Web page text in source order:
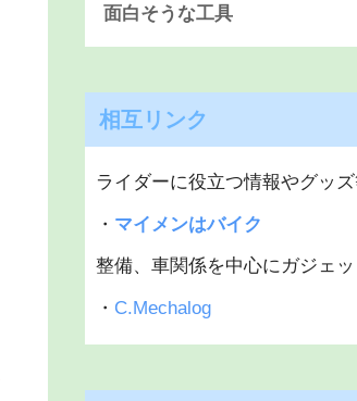
面白そうな工具
相互リンク
ライダーに役立つ情報やグッ
・ マイメンはバイク
整備、車関係を中心にガジェ
・ C.Mechalog